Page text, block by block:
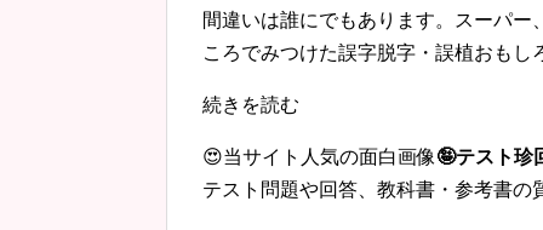
間違いは誰にでもあります。スーパ
ころでみつけた誤字脱字・誤植おもし
続きを読む
😍当サイト人気の面白画像🤪テスト珍
テスト問題や回答、教科書・参考書の